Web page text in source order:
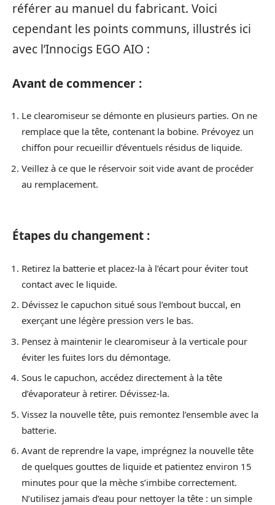
référer au manuel du fabricant. Voici
cependant les points communs, illustrés ici
avec l’Innocigs EGO AIO :
Avant de commencer :
Le clearomiseur se démonte en plusieurs parties. On ne
remplace que la tête, contenant la bobine. Prévoyez un
chiffon pour recueillir d’éventuels résidus de liquide.
Veillez à ce que le réservoir soit vide avant de procéder
au remplacement.
Étapes du changement :
Retirez la batterie et placez-la à l’écart pour éviter tout
contact avec le liquide.
Dévissez le capuchon situé sous l’embout buccal, en
exerçant une légère pression vers le bas.
Pensez à maintenir le clearomiseur à la verticale pour
éviter les fuites lors du démontage.
Sous le capuchon, accédez directement à la tête
d’évaporateur à retirer. Dévissez-la.
Vissez la nouvelle tête, puis remontez l’ensemble avec la
batterie.
Avant de reprendre la vape, imprégnez la nouvelle tête
de quelques gouttes de liquide et patientez environ 15
minutes pour que la mèche s’imbibe correctement.
N’utilisez jamais d’eau pour nettoyer la tête : un simple